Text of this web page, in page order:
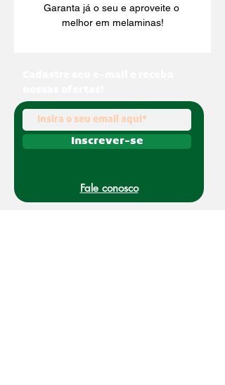
Garanta já o seu e aproveite o
melhor em melaminas!
Inscrever-se
Fale conosco